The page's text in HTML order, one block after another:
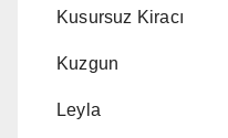
Kusursuz Kiracı
Kuzgun
Leyla